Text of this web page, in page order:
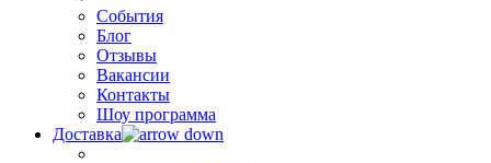
События
Блог
Отзывы
Вакансии
Контакты
Шоу программа
Доставка